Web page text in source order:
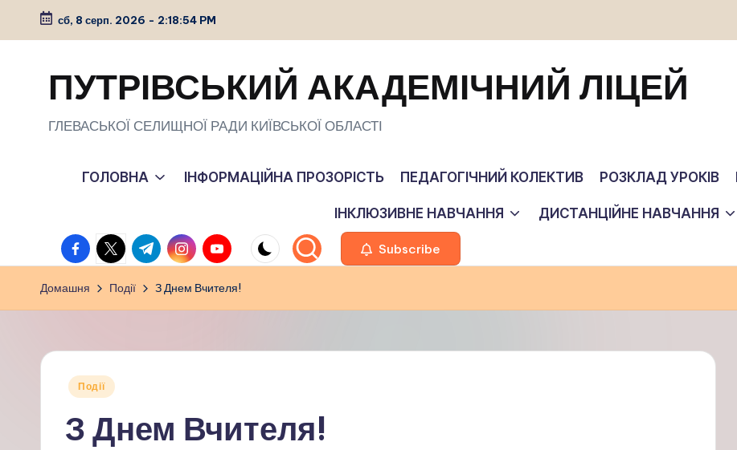
Перейти
сб, 8 серп. 2026 - 2:18:55 PM
ПУТРІВСЬКИЙ АКАДЕМІЧНИЙ ЛІЦЕЙ
ГЛЕВАСЬКОЇ СЕЛИЩНОЇ РАДИ КИЇВСЬКОЇ ОБЛАСТІ
ГОЛОВНА ІНФОРМАЦІЙНА ПРОЗОРІСТЬ ПЕДАГОГІЧНИЙ КОЛЕКТИВ РОЗКЛАД УРОКІВ
ІНКЛЮЗИВНЕ НАВЧАННЯ ДИСТАНЦІЙНЕ НАВЧАННЯ
facebook.com
twitter.com
t.me instagram.com
youtube.com Subscribe
Домашня Події З Днем Вчителя!
Опубліковано
Події
З Днем Вчителя!